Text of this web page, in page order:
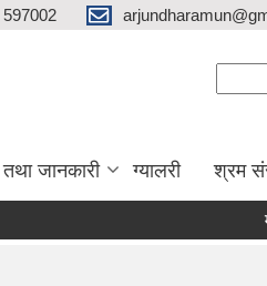
जानकारी ग्यालरी श्रम